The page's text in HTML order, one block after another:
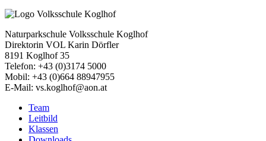
Naturparkschule Volksschule Koglhof
Direktorin VOL Karin Dörfler
8191 Koglhof 35
Telefon: +43 (0)3174 5000
Mobil: +43 (0)664 88947955
E-Mail: vs.koglhof@aon.at
Team
Leitbild
Klassen